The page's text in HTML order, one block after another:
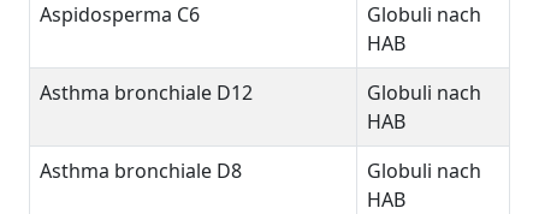
Aspidosperma C6
Globuli nach
HAB
Asthma bronchiale D12
Globuli nach
HAB
Asthma bronchiale D8
Globuli nach
HAB